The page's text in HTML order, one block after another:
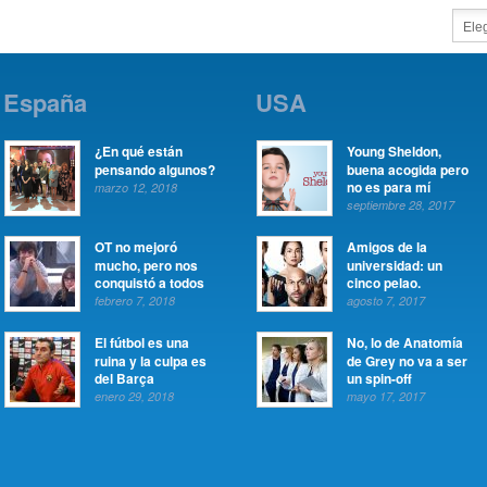
España
¿En qué están
pensando algunos?
marzo 12, 2018
OT no mejoró
mucho, pero nos
conquistó a todos
febrero 7, 2018
El fútbol es una
ruina y la culpa es
del Barça
enero 29, 2018
USA
Young Sheldon,
buena acogida pero
no es para mí
septiembre 28, 2017
Amigos de la
universidad: un
cinco pelao.
agosto 7, 2017
No, lo de Anatomía
de Grey no va a ser
un spin-off
mayo 17, 2017